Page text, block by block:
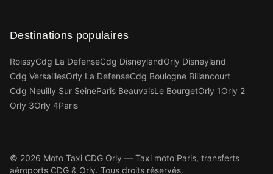
Destinations populaires
RoissyCdg La DefenseCdg DisneylandOrly Disneyland
Cdg VersaillesOrly La DefenseCdg Boulogne Billancourt
Cdg Neuilly Sur SeineParis BeauvaisLe BourgetOrly 1Orly 2
Orly 3Orly 4Paris
© 2026 Moto Taxi CDG Orly — Taxi moto Paris, transferts
aéroports CDG & Orly. Tous droits réservés.